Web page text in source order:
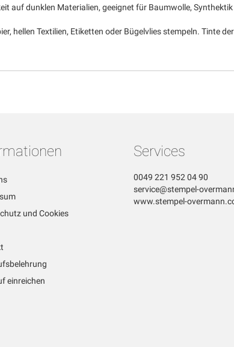
auf dunklen Materialien, geeignet für Baumwolle,
hellen Textilien, Etiketten oder Bügelvlies stempeln. Tinte
und Cookies
einreichen
Services
0049 221 952 04 90
service@stempel-
www.stempel-